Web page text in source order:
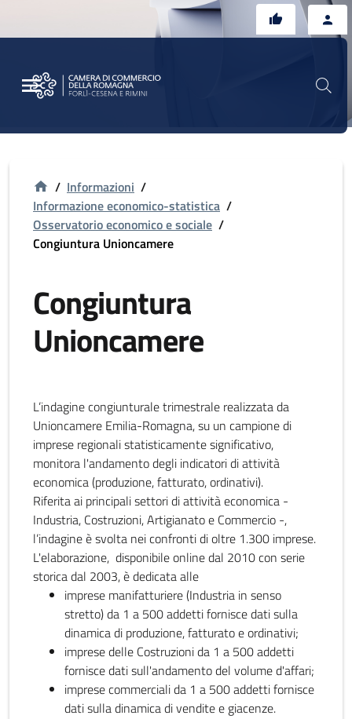
/ Informazioni /
Informazione economico-statistica /
Osservatorio economico e sociale /
Congiuntura Unioncamere
Congiuntura
Unioncamere
L’indagine congiunturale trimestrale realizzata da
Unioncamere Emilia-Romagna, su un campione di
imprese regionali statisticamente significativo,
monitora l'andamento degli indicatori di attività
economica (produzione, fatturato, ordinativi).
Riferita ai principali settori di attività economica -
Industria, Costruzioni, Artigianato e Commercio -,
l’indagine è svolta nei confronti di oltre 1.300 imprese.
L'elaborazione, disponibile online dal 2010 con serie
storica dal 2003, è dedicata alle
imprese manifatturiere (Industria in senso
stretto) da 1 a 500 addetti fornisce dati sulla
dinamica di produzione, fatturato e ordinativi;
imprese delle Costruzioni da 1 a 500 addetti
fornisce dati sull'andamento del volume d'affari;
imprese commerciali da 1 a 500 addetti fornisce
dati sulla dinamica di vendite e giacenze.